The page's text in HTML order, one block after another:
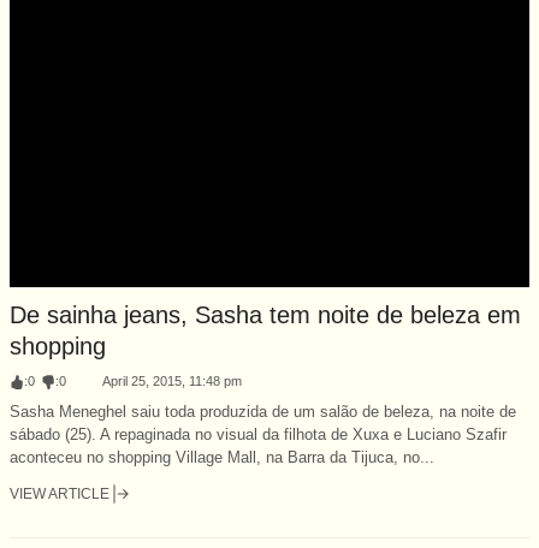
De sainha jeans, Sasha tem noite de beleza em
shopping
:0 :0 April 25, 2015, 11:48 pm
Sasha Meneghel saiu toda produzida de um salão de beleza, na noite de
sábado (25). A repaginada no visual da filhota de Xuxa e Luciano Szafir
aconteceu no shopping Village Mall, na Barra da Tijuca, no...
VIEW ARTICLE